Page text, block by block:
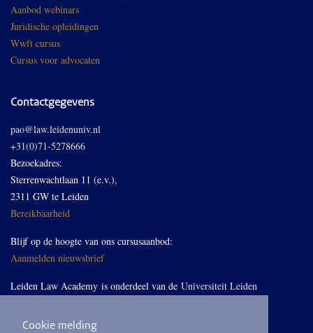
Cookie melding
Aanbod webinars
Juridische opleidingen
Wwft cursus
Cursus voor advocaten
Contactgegevens
pao@law.leidenuniv.nl
+31(0)71-5278666
Bezoekadres:
Sterrenwachtlaan 11 (e.v.),
2311 GW te Leiden
Bereikbaarheid
Blijf op de hoogte van ons cursusaanbod:
Aanmelden nieuwsbrief
Leiden Law Academy is onderdeel van de Universiteit Leiden
Volg ons op LinkedIn